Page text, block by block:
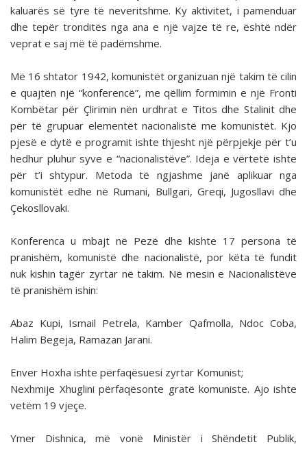
kaluarës së tyre të neveritshme. Ky aktivitet, i pamenduar
dhe tepër tronditës nga ana e një vajze të re, është ndër
veprat e saj më të padëmshme.
Më 16 shtator 1942, komunistët organizuan një takim të cilin
e quajtën një “konferencë”, me qëllim formimin e një Fronti
Kombëtar për Çlirimin nën urdhrat e Titos dhe Stalinit dhe
për të grupuar elementët nacionalistë me komunistët. Kjo
pjesë e dytë e programit ishte thjesht një përpjekje për t’u
hedhur pluhur syve e “nacionalistëve”. Ideja e vërtetë ishte
për t’i shtypur. Metoda të ngjashme janë aplikuar nga
komunistët edhe në Rumani, Bullgari, Greqi, Jugosllavi dhe
Çekosllovaki.
Konferenca u mbajt në Pezë dhe kishte 17 persona të
pranishëm, komunistë dhe nacionalistë, por këta të fundit
nuk kishin tagër zyrtar në takim. Në mesin e Nacionalistëve
të pranishëm ishin:
Abaz Kupi, Ismail Petrela, Kamber Qafmolla, Ndoc Coba,
Halim Begeja, Ramazan Jarani.
Enver Hoxha ishte përfaqësuesi zyrtar Komunist;
Nexhmije Xhuglini përfaqësonte gratë komuniste. Ajo ishte
vetëm 19 vjeçe.
Ymer Dishnica, më vonë Ministër i Shëndetit Publik,